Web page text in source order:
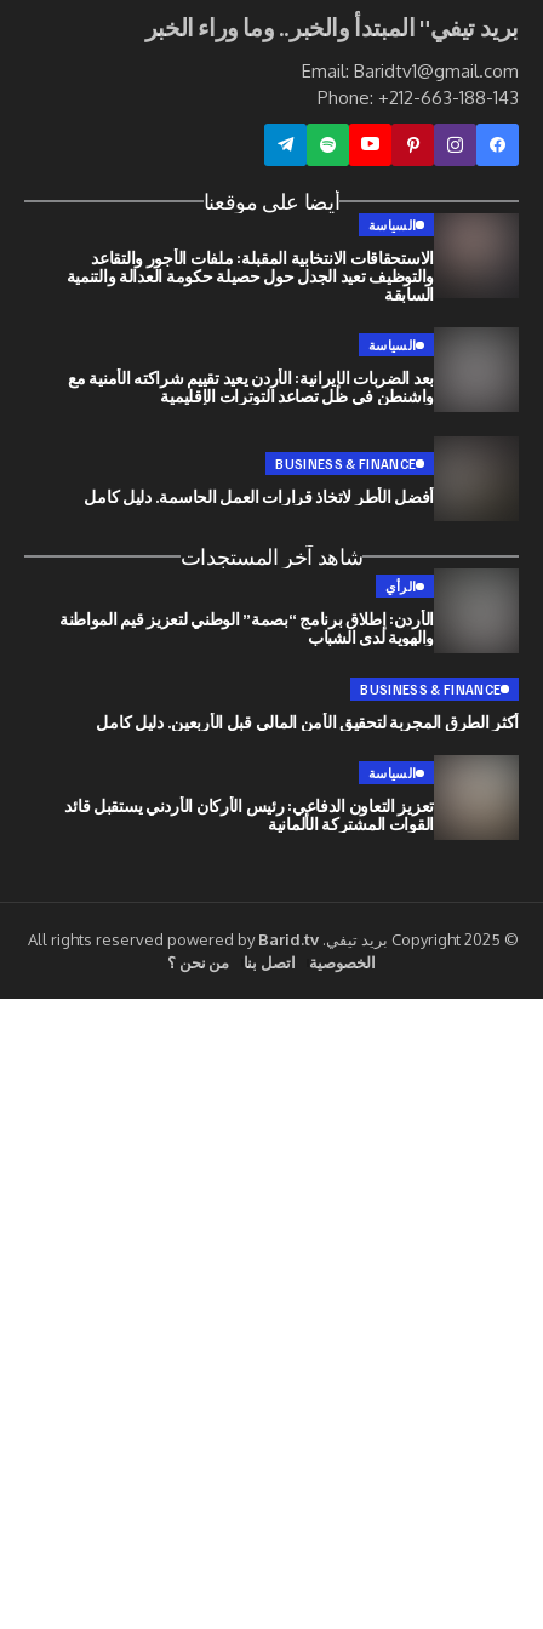
المبتدأ والخبر.. وما وراء الخبر
Email:
Phone: +212-
أيضا على موقعنا
الاستحقاقات الانتخابية المقبلة: ملفات الأجور والتقاعد
والتوظيف تعيد الجدل حول حصيلة حكومة العدالة والتنمية
السابقة
بعد الضربات الإيرانية: الأردن يعيد تقييم شراكته الأمنية مع
واشنطن في ظل تصاعد التوترات الإقليمية
BUSINESS & FINANCE
أفضل الأطر لاتخاذ قرارات العمل الحاسمة. دليل كامل
شاهد آخر المستجدات
الأردن: إطلاق برنامج “بصمة” الوطني لتعزيز قيم المواطنة
والهوية لدى الشباب
BUSINESS &
المجربة لتحقيق الأمن المالي قبل الأربعين. دليل كامل
تعزيز التعاون الدفاعي: رئيس الأركان الأردني يستقبل قائد
القوات المشتركة الألمانية
Barid.tv
اتصل بنا من نحن ؟